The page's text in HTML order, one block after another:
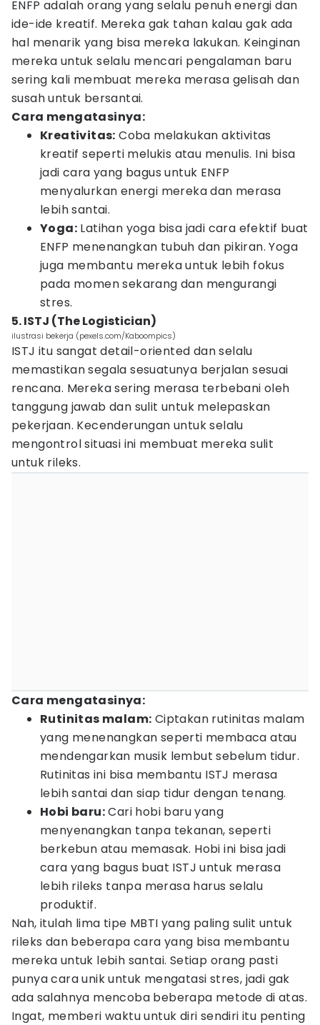
ENFP adalah orang yang selalu penuh energi dan
ide-ide kreatif. Mereka gak tahan kalau gak ada
hal menarik yang bisa mereka lakukan. Keinginan
mereka untuk selalu mencari pengalaman baru
sering kali membuat mereka merasa gelisah dan
susah untuk bersantai.
Cara mengatasinya:
Kreativitas: Coba melakukan aktivitas
kreatif seperti melukis atau menulis. Ini bisa
jadi cara yang bagus untuk ENFP
menyalurkan energi mereka dan merasa
lebih santai.
Yoga: Latihan yoga bisa jadi cara efektif buat
ENFP menenangkan tubuh dan pikiran. Yoga
juga membantu mereka untuk lebih fokus
pada momen sekarang dan mengurangi
stres.
5. ISTJ (The Logistician)
ilustrasi bekerja (pexels.com/Kaboompics)
ISTJ itu sangat detail-oriented dan selalu
memastikan segala sesuatunya berjalan sesuai
rencana. Mereka sering merasa terbebani oleh
tanggung jawab dan sulit untuk melepaskan
pekerjaan. Kecenderungan untuk selalu
mengontrol situasi ini membuat mereka sulit
untuk rileks.
Cara mengatasinya:
Rutinitas malam: Ciptakan rutinitas malam
yang menenangkan seperti membaca atau
mendengarkan musik lembut sebelum tidur.
Rutinitas ini bisa membantu ISTJ merasa
lebih santai dan siap tidur dengan tenang.
Hobi baru:Cari hobi baru yang
menyenangkan tanpa tekanan, seperti
berkebun atau memasak. Hobi ini bisa jadi
cara yang bagus buat ISTJ untuk merasa
lebih rileks tanpa merasa harus selalu
produktif.
Nah, itulah lima tipe MBTI yang paling sulit untuk
rileks dan beberapa cara yang bisa membantu
mereka untuk lebih santai. Setiap orang pasti
punya cara unik untuk mengatasi stres, jadi gak
ada salahnya mencoba beberapa metode di atas.
Ingat, memberi waktu untuk diri sendiri itu penting